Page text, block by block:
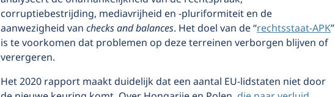
corruptiebestrijding, mediavrijheid en -pluriformiteit en de
aanwezigheid vanchecks and balances. Het doel van de “rechtsstaat-APK”
is te voorkomen dat problemen op deze terreinen verborgen blijven of
verergeren.
Het 2020 rapport maakt duidelijk dat een aantal EU-lidstaten niet door